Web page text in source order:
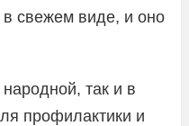
в свежем виде, и оно
так и в
профилактики и